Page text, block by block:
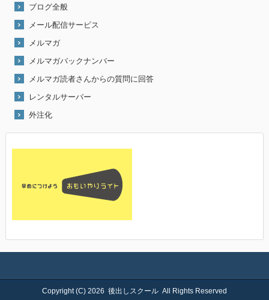
ブログ全般
メール配信サービス
メルマガ
メルマガバックナンバー
メルマガ読者さんからの質問に回答
レンタルサーバー
外注化
Copyright (C) 2026 後出しスクール All Rights Reserved